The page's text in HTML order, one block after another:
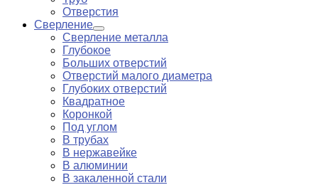
Отверстия
Сверление
Сверление металла
Глубокое
Больших отверстий
Отверстий малого диаметра
Глубоких отверстий
Квадратное
Коронкой
Под углом
В трубах
В нержавейке
В алюминии
В закаленной стали